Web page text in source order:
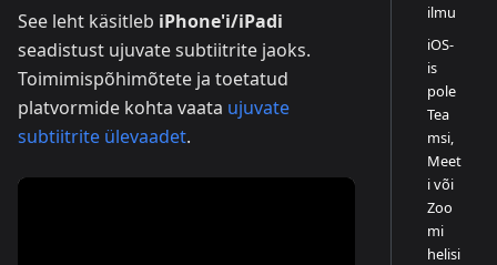
See leht käsitleb iPhone'i/iPadi
seadistust ujuvate subtiitrite jaoks.
Toimimispõhimõtete ja toetatud
platvormide kohta vaata ujuvate
subtiitrite ülevaadet.
ilmu
iOS-
is
pole
Tea
msi,
Meet
i või
Zoo
mi
helisi